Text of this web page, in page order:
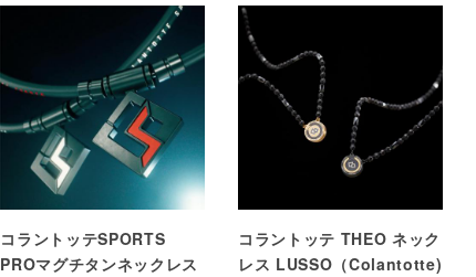
コラントッテSPORTS
PROマグチタンネックレス
コラントッテ THEO ネック
レス LUSSO（Colantotte)